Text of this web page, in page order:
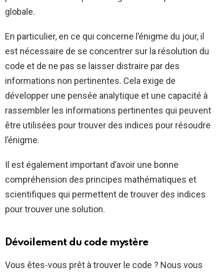
globale.
En particulier, en ce qui concerne l’énigme du jour, il
est nécessaire de se concentrer sur la résolution du
code et de ne pas se laisser distraire par des
informations non pertinentes. Cela exige de
développer une pensée analytique et une capacité à
rassembler les informations pertinentes qui peuvent
être utilisées pour trouver des indices pour résoudre
l’énigme.
Il est également important d’avoir une bonne
compréhension des principes mathématiques et
scientifiques qui permettent de trouver des indices
pour trouver une solution.
Dévoilement du code mystère
Vous êtes-vous prêt à trouver le code ? Nous vous